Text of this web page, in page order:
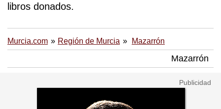
libros donados.
Murcia.com Región de Murcia Mazarrón
Mazarrón